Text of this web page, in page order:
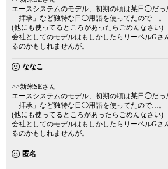
エースシステムのモデル、初期の頃は某日◯だっ
「拝承」など独特な日◯用語を使ってたので…。
(他にも使ってるところがあったらごめんなさい)
会社としてのモデルはもしかしたらリーベルGさ
るのかもしれませんが。
ななこ
>>新米SEさん
エースシステムのモデル、初期の頃は某日◯だっ
「拝承」など独特な日◯用語を使ってたので…。
(他にも使ってるところがあったらごめんなさい)
会社としてのモデルはもしかしたらリーベルGさ
るのかもしれませんが。
匿名